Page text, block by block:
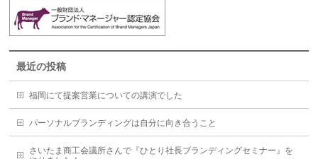
最近の投稿
福岡にて提案営業についての講演でした
パーソナルブランディングは自分に向き合うこと
さいたま商工会議所さんで『ひとり社長ブランディングセミナー』を